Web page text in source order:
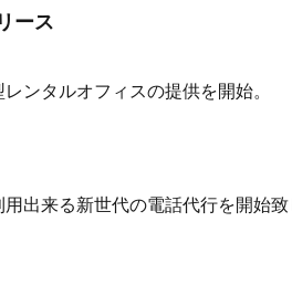
ース
ンタルオフィスの提供を開始。
出来る新世代の電話代行を開始致